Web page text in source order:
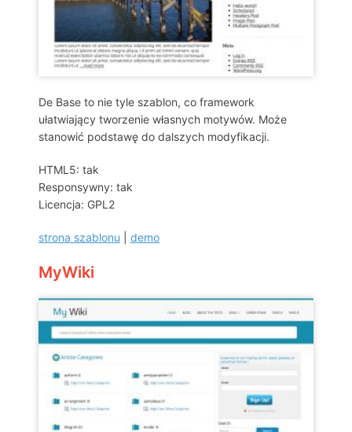
De Base to nie tyle szablon, co framework
ułatwiający tworzenie własnych motywów. Może
stanowić podstawę do dalszych modyfikacji.
HTML5: tak
Responsywny: tak
Licencja: GPL2
strona szablonu demo
MyWiki